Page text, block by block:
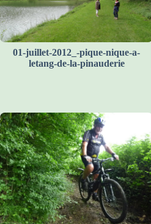
01-juillet-2012_-pique-nique-a-
letang-de-la-pinauderie